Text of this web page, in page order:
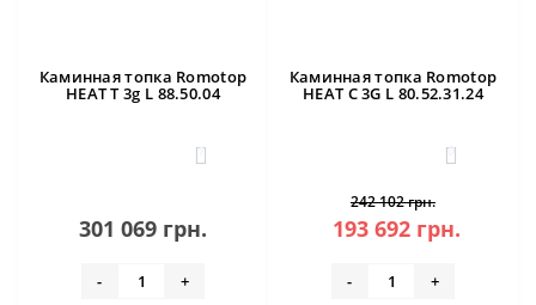
Каминная топка Romotop
HEAT T 3g L 88.50.04
1
301 069 грн.
- +
Каминная топка Romotop
HEAT C 3G L 80.52.31.24
0
242 102 грн.
193 692 грн.
- +